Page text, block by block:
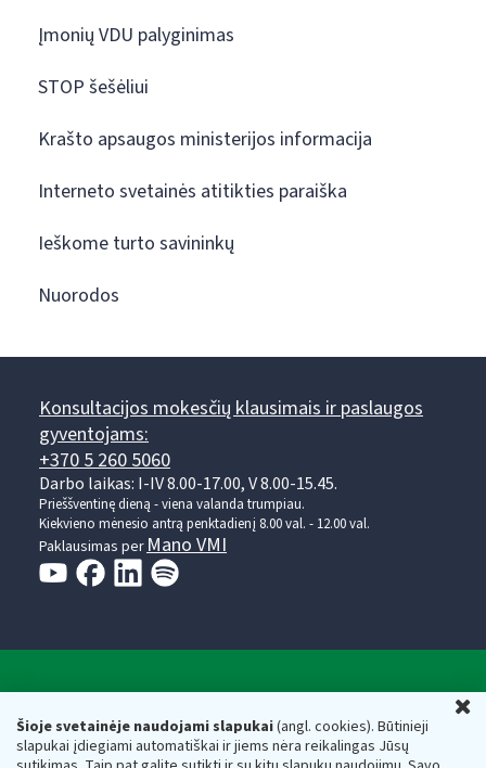
Šioje svetainėje naudojami slapukai(angl. cookies). Būtinieji
slapukai įdiegiami automatiškai ir jiems nėra reikalingas Jūsų
Įmonių VDU palyginimas
STOP šešėliui
Krašto apsaugos ministerijos informacija
Interneto svetainės atitikties paraiška
Ieškome turto savininkų
Nuorodos
Konsultacijos mokesčių klausimais ir paslaugos
gyventojams:
+370 5 260 5060
Darbo laikas: I-IV 8.00-17.00, V 8.00-15.45.
Prieššventinę dieną - viena valanda trumpiau.
Kiekvieno mėnesio antrą penktadienį 8.00 val. - 12.00 val.
Paklausimas perMano VMI
Valstybinė mokesčių inspekcija prie Lietuvos
Respublikos finansų ministerijos
Biudžetinė įstaiga. Juridinio asmens kodas — 188659752,